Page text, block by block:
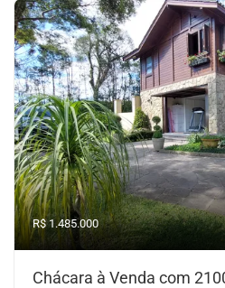
R$ 1.485.000
Chácara à Venda com